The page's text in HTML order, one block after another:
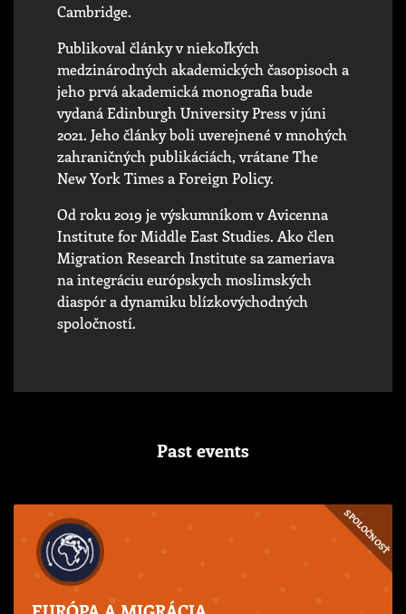
Cambridge.
Publikoval články v niekoľkých
medzinárodných akademických časopisoch a
jeho prvá akademická monografia bude
vydaná Edinburgh University Press v júni
2021. Jeho články boli uverejnené v mnohých
zahraničných publikáciách, vrátane The
New York Times a Foreign Policy.
Od roku 2019 je výskumníkom v Avicenna
Institute for Middle East Studies. Ako člen
Migration Research Institute sa zameriava
na integráciu európskych moslimských
diaspór a dynamiku blízkovýchodných
spoločností.
Past events
SPOLOČNOSŤ